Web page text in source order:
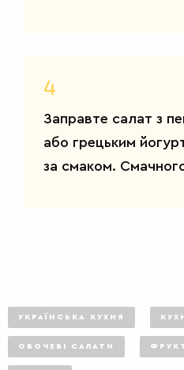
4
Заправте салат з
або грецьким
за смаком.
УКРАЇНСЬКА КУХНЯ
ОВОЧЕВІ САЛАТИ